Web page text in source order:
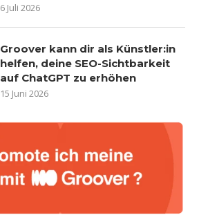
6 Juli 2026
Groover kann dir als Künstler:in
helfen, deine SEO-Sichtbarkeit
auf ChatGPT zu erhöhen
15 Juni 2026